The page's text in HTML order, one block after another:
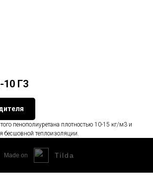
Г3
пенополиуретана плотностью 10-15 кг/м3 и
бесшовной теплоизоляции.
Made on Tilda